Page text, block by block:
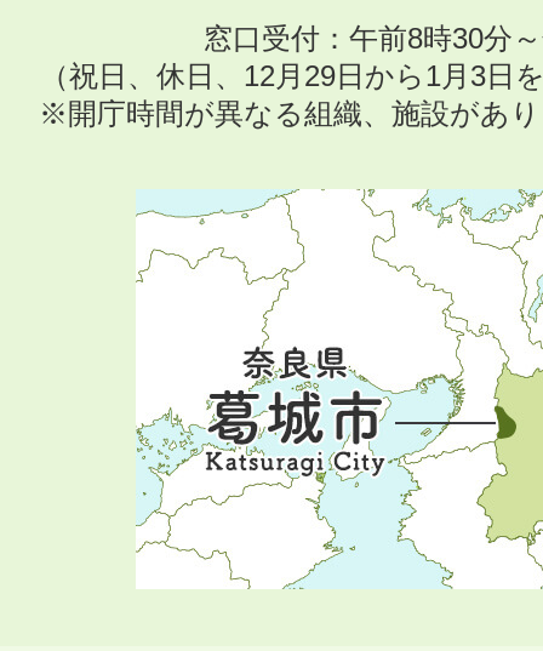
窓口受付：午前8時30分
（祝日、休日、12月29日から1月3日
※開庁時間が異なる組織、施設があ